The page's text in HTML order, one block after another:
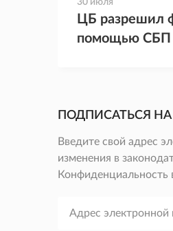
30 июля
ЦБ разрешил
помощью СБП
ПОДПИСАТЬСЯ
Введите свой адрес
изменения в
Конфиденциальность